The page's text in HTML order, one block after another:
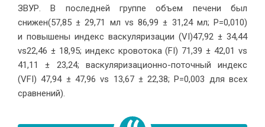
ЗВУР. В последней группе объем печени был
снижен(57,85 ± 29,71 мл vs 86,99 ± 31,24 мл; P=0,010)
и повышены индекс васкуляризации (VI)47,92 ± 34,44
vs22,46 ± 18,95; индекс кровотока (FI) 71,39 ± 42,01 vs
41,11 ± 23,24; васкуляризационно-поточный индекс
(VFI) 47,94 ± 47,96 vs 13,67 ± 22,38; P=0,003 для всех
сравнений).